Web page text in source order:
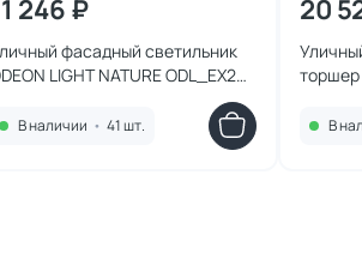
246 ₽
фасадный светильник
LIGHT NATURE ODL_EX26
черныйр LUMA
В наличии • 41 шт.
20
торшер
5434/
В